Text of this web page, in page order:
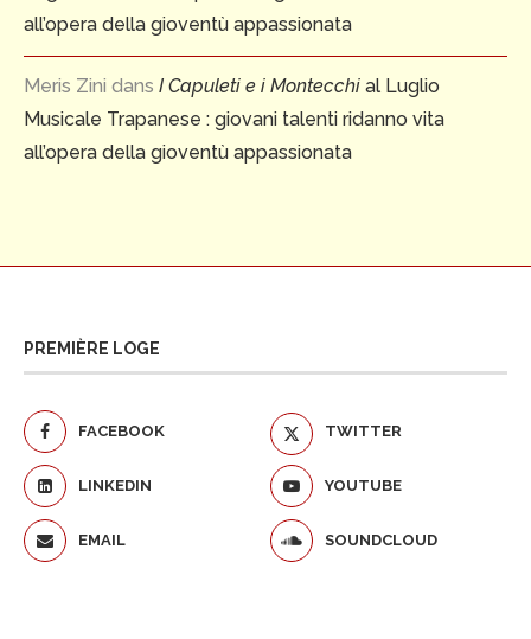
all’opera della gioventù appassionata
Meris Zini dans I Capuleti e i Montecchi al Luglio
Musicale Trapanese : giovani talenti ridanno vita
all’opera della gioventù appassionata
PREMIÈRE LOGE
FACEBOOK TWITTER
LINKEDIN YOUTUBE
EMAIL SOUNDCLOUD